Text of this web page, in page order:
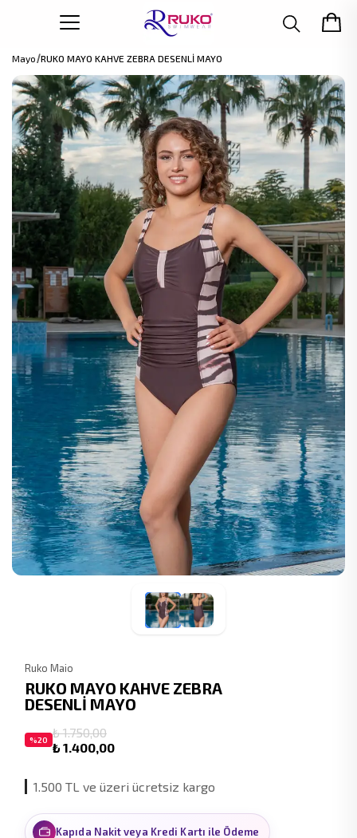
Mayo RUKO MAYO KAHVE ZEBRA DESENLİ MAYO
Ruko Maio
RUKO MAYO KAHVE ZEBRA
DESENLİ MAYO
%20 ₺ 1.750,00
₺ 1.400,00
1.500 TL ve üzeri ücretsiz kargo
Kapıda Nakit veya Kredi Kartı ile Ödeme